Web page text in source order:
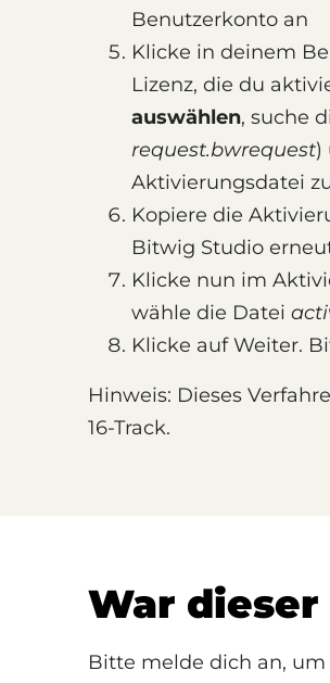
Benutzerkonto an
Klicke in deinem
Lizenz, die du
auswählen, suche
request.bwrequest)
Aktivierungsdatei
Kopiere die
Bitwig Studio
Klicke nun im
wähle die Datei
Klicke auf Weiter.
Hinweis: Dieses
16-Track.
War
Bitte melde dich an, um